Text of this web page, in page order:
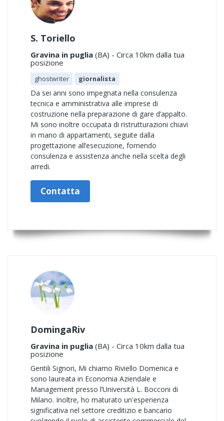
S. Toriello
Gravina in puglia (BA) - Circa 10km dalla tua
posizione
ghostwriter giornalista
Da sei anni sono impegnata nella consulenza
tecnica e amministrativa alle imprese di
costruzione nella preparazione di gare d’appalto.
Mi sono inoltre occupata di ristrutturazioni chiavi
in mano di appartamenti, seguite dalla
progettazione all’esecuzione, fornendo
consulenza e assistenza anche nella scelta degli
arredi.
Contatta
DomingaRiv
Gravina in puglia (BA) - Circa 10km dalla tua
posizione
Gentili Signori, Mi chiamo Riviello Domenica e
sono laureata in Economia Aziendale e
Management presso l’Università L. Bocconi di
Milano. Inoltre, ho maturato un'esperienza
significativa nel settore creditizio e bancario